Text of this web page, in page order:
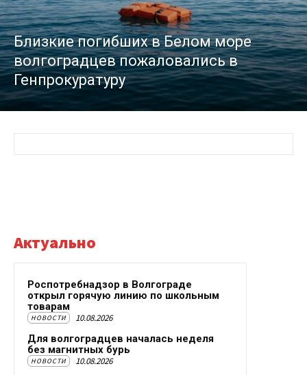
Близкие погибших в Белом море
волгоградцев пожаловались в
Генпрокуратуру
Актуально
Роспотребнадзор в Волгограде
открыл горячую линию по школьным
товарам
НОВОСТИ 10.08.2026
Для волгоградцев началась неделя
без магнитных бурь
НОВОСТИ 10.08.2026